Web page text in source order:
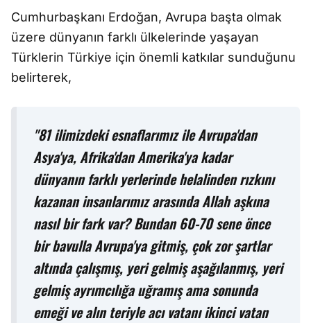
Cumhurbaşkanı Erdoğan, Avrupa başta olmak
üzere dünyanın farklı ülkelerinde yaşayan
Türklerin Türkiye için önemli katkılar sunduğunu
belirterek,
"81 ilimizdeki esnaflarımız ile Avrupa'dan
Asya'ya, Afrika'dan Amerika'ya kadar
dünyanın farklı yerlerinde helalinden rızkını
kazanan insanlarımız arasında Allah aşkına
nasıl bir fark var? Bundan 60-70 sene önce
bir bavulla Avrupa'ya gitmiş, çok zor şartlar
altında çalışmış, yeri gelmiş aşağılanmış, yeri
gelmiş ayrımcılığa uğramış ama sonunda
emeği ve alın teriyle acı vatanı ikinci vatan